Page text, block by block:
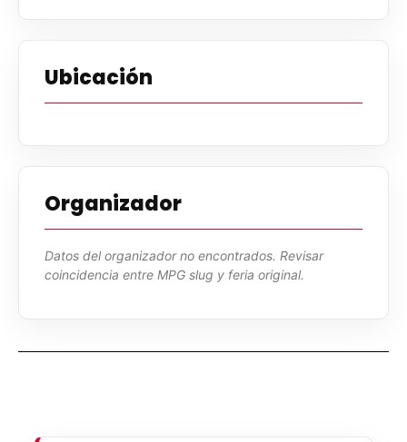
Ubicación
Organizador
Datos del organizador no encontrados. Revisar
coincidencia entre MPG slug y feria original.